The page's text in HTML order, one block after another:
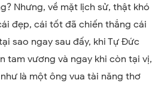
Nhưng, về mặt lịch sử, thật khó
đẹp, cái tốt đã chiến thắng cái
sao ngay sau đấy, khi Tự Đức
tam vương và ngay khi còn tại vị,
là một ông vua tài năng thơ